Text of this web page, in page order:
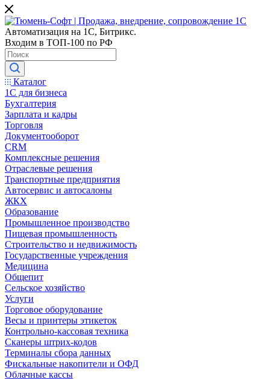
Автоматизация на 1С, Битрикс.
Входим в ТОП-100 по РФ
Каталог
1С для бизнеса
Бухгалтерия
Зарплата и кадры
Торговля
Документооборот
CRM
Комплексные решения
Отраслевые решения
Транспортные предприятия
Автосервис и автосалоны
ЖКХ
Образование
Промышленное производство
Пищевая промышленность
Строительство и недвижимость
Государственные учреждения
Медицина
Общепит
Сельское хозяйство
Услуги
Торговое оборудование
Весы и принтеры этикеток
Контрольно-кассовая техника
Сканеры штрих-кодов
Терминалы сбора данных
Фискальные накопители и ОФД
Облачные кассы